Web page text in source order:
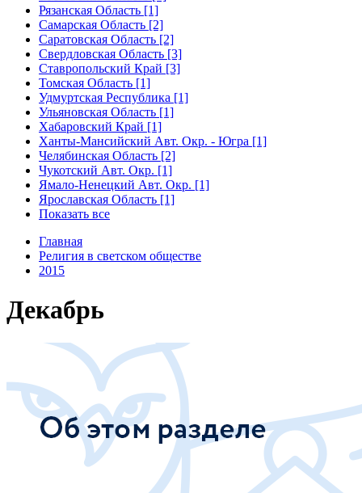
Рязанская Область [1]
Самарская Область [2]
Саратовская Область [2]
Свердловская Область [3]
Ставропольский Край [3]
Томская Область [1]
Удмуртская Республика [1]
Ульяновская Область [1]
Хабаровский Край [1]
Ханты-Мансийский Авт. Окр. - Югра [1]
Челябинская Область [2]
Чукотский Авт. Окр. [1]
Ямало-Ненецкий Авт. Окр. [1]
Ярославская Область [1]
Показать все
Главная
Религия в светском обществе
2015
Декабрь